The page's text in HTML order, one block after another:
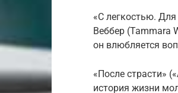
«С легкостью.
Веббер (Tammara
он влюбляется
«После страсти»
история жизни